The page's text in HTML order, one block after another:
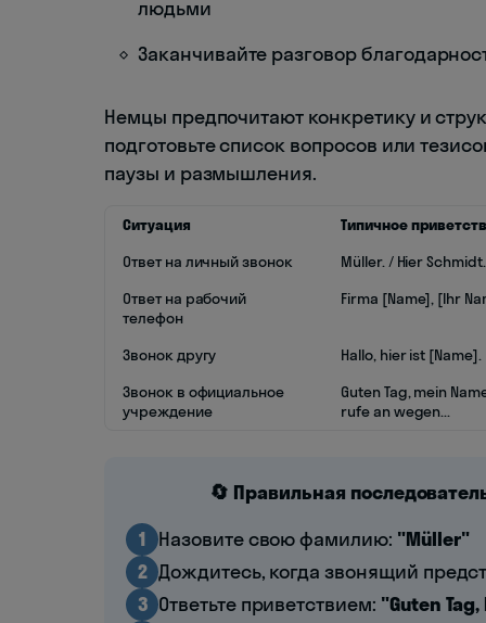
людьми
Заканчивайте разговор
Немцы предпочитают конкретику и
подготовьте список вопросов или
паузы и размышления.
Ситуация
Типичное
Ответ на личный звонок
Müller. / Hier Schmidt.
Ответ на рабочий
телефон
Firma [Name], [Ihr
Звонок другу
Hallo, hier ist [Name].
Звонок в официальное
учреждение
Guten Tag, mein
rufe an wegen...
🔄 Правильная
1 Назовите свою фамилию: "Müller"
2 Дождитесь, когда звонящий
3 Ответьте приветствием: "Guten